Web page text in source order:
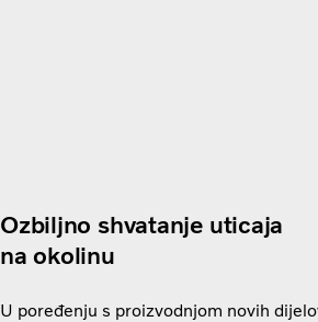
Ozbiljno shvatanje uticaja
na okolinu
U poređenju s proizvodnjom novih